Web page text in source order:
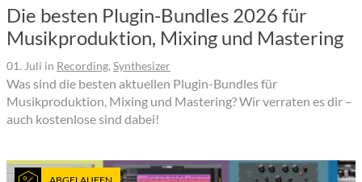
Die besten Plugin-Bundles 2026 für
Musikproduktion, Mixing und Mastering
01. Juli in Recording, Synthesizer
Was sind die besten aktuellen Plugin-Bundles für
Musikproduktion, Mixing und Mastering? Wir verraten es dir –
auch kostenlose sind dabei!